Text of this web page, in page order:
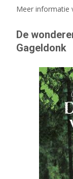
Meer informatie
De
Gageldonk